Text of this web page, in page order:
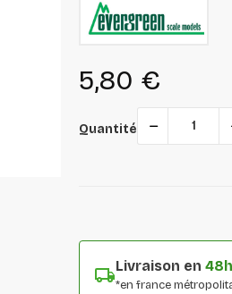
5,80 €
Quantité
Livraison en 48h
*en france